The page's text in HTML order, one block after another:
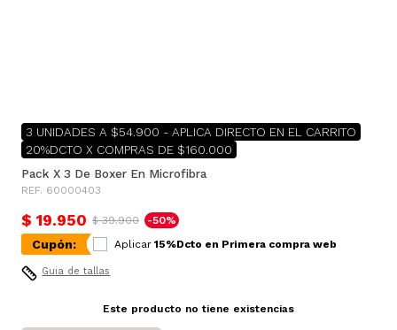
3 UNIDADES A $54.900 - APLICA DIRECTO EN EL CARRITO
20%DCTO X COMPRAS DE $160.000
Pack X 3 De Boxer En Microfibra
REF. 60000403
$ 19.950 $ 39.900 -50%
Cupón: Aplicar 15%Dcto en Primera compra web
Guia de tallas
Este producto no tiene existencias